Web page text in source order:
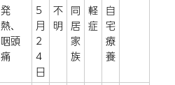
発
熱、
咽頭
痛
5
月
2
4
日
不
明
同
居
家
族
軽
症
自
宅
療
養